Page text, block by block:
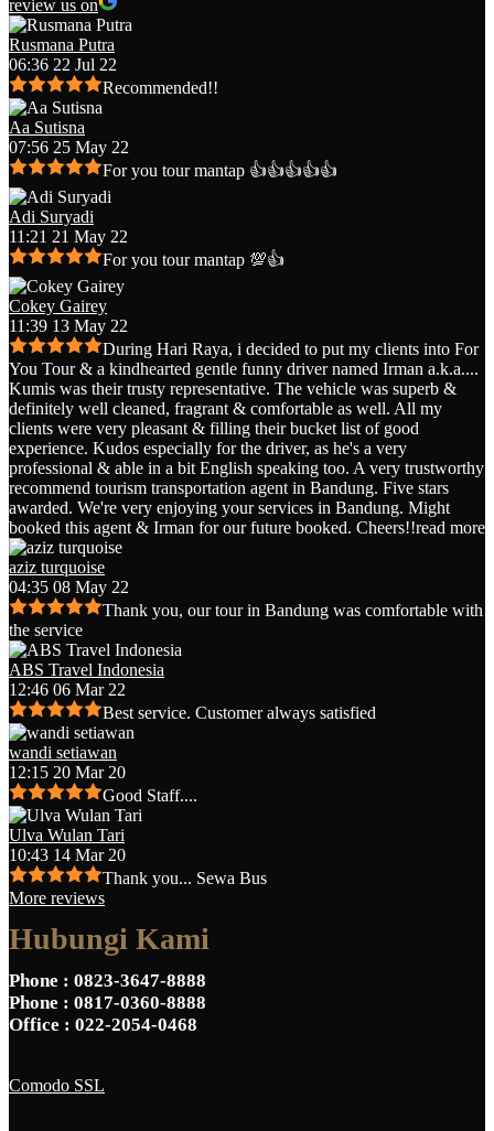
review us on
Rusmana Putra
06:36 22 Jul 22
Recommended!!
Aa Sutisna
07:56 25 May 22
For you tour mantap 👍👍👍👍👍
Adi Suryadi
11:21 21 May 22
For you tour mantap 💯👍
Cokey Gairey
11:39 13 May 22
During Hari Raya, i decided to put my clients into For
You Tour & a kindhearted gentle funny driver named Irman a.k.a....
Kumis was their trusty representative. The vehicle was superb &
definitely well cleaned, fragrant & comfortable as well. All my
clients were very pleasant & filling their bucket list of good
experience. Kudos especially for the driver, as he's a very
professional & able in a bit English speaking too. A very trustworthy
recommend tourism transportation agent in Bandung. Five stars
awarded. We're very enjoying your services in Bandung. Might
booked this agent & Irman for our future booked. Cheers!!read more
aziz turquoise
04:35 08 May 22
Thank you, our tour in Bandung was comfortable with
the service
ABS Travel Indonesia
12:46 06 Mar 22
Best service. Customer always satisfied
wandi setiawan
12:15 20 Mar 20
Good Staff....
Ulva Wulan Tari
10:43 14 Mar 20
Thank you... Sewa Bus
More reviews
Hubungi Kami
Phone : 0823-3647-8888
Phone : 0817-0360-8888
Office : 022-2054-0468
Comodo SSL